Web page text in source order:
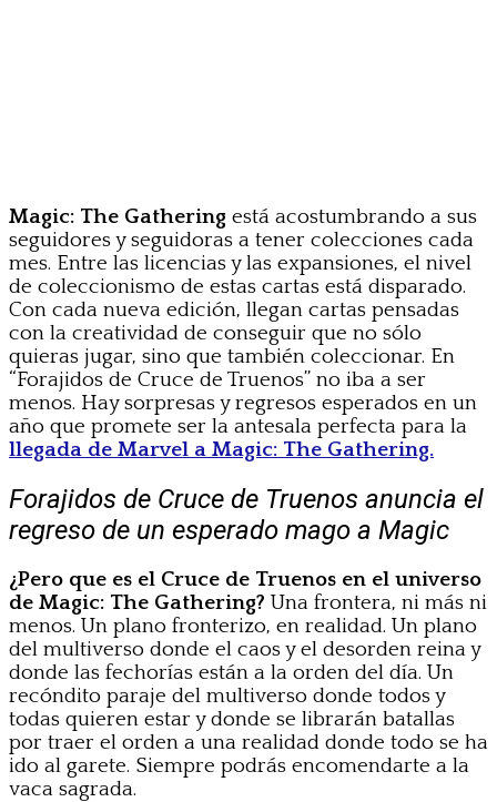
Magic: The Gathering está acostumbrando a sus
seguidores y seguidoras a tener colecciones cada
mes. Entre las licencias y las expansiones, el nivel
de coleccionismo de estas cartas está disparado.
Con cada nueva edición, llegan cartas pensadas
con la creatividad de conseguir que no sólo
quieras jugar, sino que también coleccionar. En
“Forajidos de Cruce de Truenos” no iba a ser
menos. Hay sorpresas y regresos esperados en un
año que promete ser la antesala perfecta para la
llegada de Marvel a Magic: The Gathering.
Forajidos de Cruce de Truenos anuncia el
regreso de un esperado mago a Magic
¿Pero que es el Cruce de Truenos en el universo
de Magic: The Gathering? Una frontera, ni más ni
menos. Un plano fronterizo, en realidad. Un plano
del multiverso donde el caos y el desorden reina y
donde las fechorías están a la orden del día. Un
recóndito paraje del multiverso donde todos y
todas quieren estar y donde se librarán batallas
por traer el orden a una realidad donde todo se ha
ido al garete. Siempre podrás encomendarte a la
vaca sagrada.